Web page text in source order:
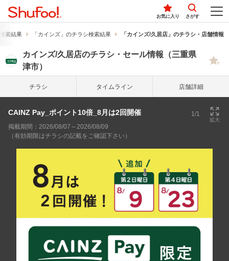
お気に入り さがす
索結果 「カインズ」のチラシ検索結果 「カインズ/久居店」のチラシ・店舗情報
カインズ/久居店のチラシ・セール情報（三重県
津市）
チラシ タイム ライン 店舗詳細
CAINZ Pay_ポイント10倍_8月は2回開催 1/1
拡大
掲載期間：2026/08/07～2026/08/09
（有効期限はチラシの記載をご確認下さい）